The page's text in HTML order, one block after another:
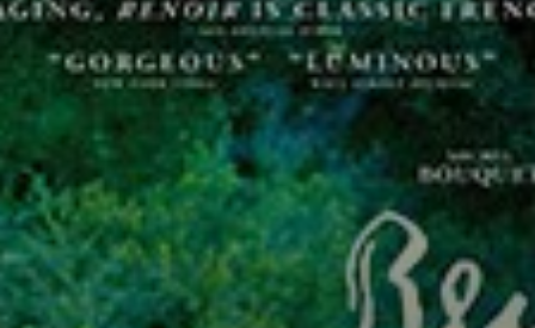
La vita di Jean
Renoir e Andrée
Heuschling è
intrecciata per
gran parte della